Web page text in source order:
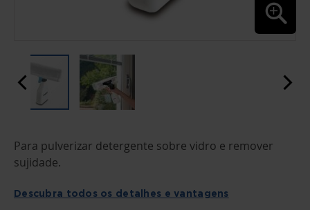
PARA
O
INÍCIO
GALERIA
DE
Para pulverizar detergente sobre vidro e remover
sujidade.
Descubra todos os detalhes e vantagens